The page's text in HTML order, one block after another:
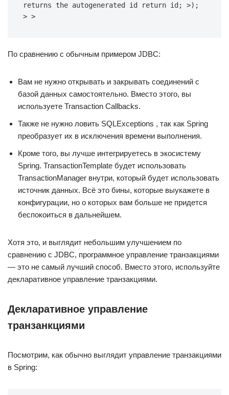
returns the autogenerated id return id; >);
> >
По сравнению с обычным примером JDBC:
Вам не нужно открывать и закрывать соединений с
базой данных самостоятельно. Вместо этого, вы
используете Transaction Callbacks.
Также не нужно ловить SQLExceptions , так как Spring
преобразует их в исключения времени выполнения.
Кроме того, вы лучше интегрируетесь в экосистему
Spring. TransactionTemplate будет использовать
TransactionManager внутри, который будет использовать
источник данных. Всё это бины, которые выукажете в
конфигурации, но о которых вам больше не придется
беспокоиться в дальнейшем.
Хотя это, и выглядит небольшим улучшением по
сравнению с JDBC, программное управление транзакциями
— это не самый лучший способ. Вместо этого, используйте
декларативное управление транзакциями.
Декларативное управление
транзанкциями
Посмотрим, как обычно выглядит управление транзакциями
в Spring: